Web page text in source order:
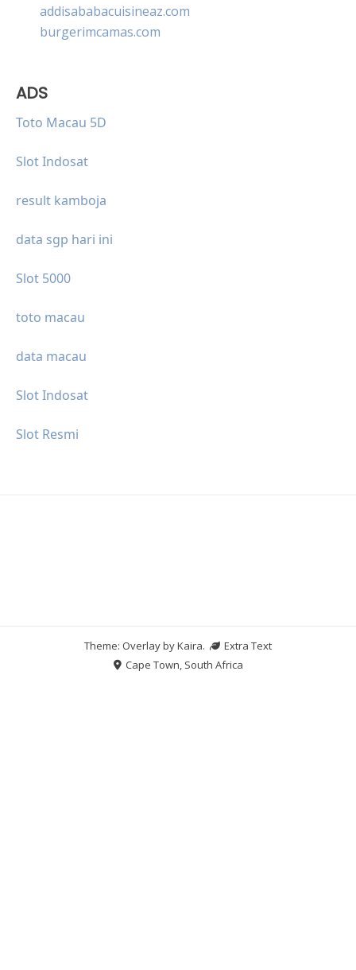
addisababacuisineaz.com
burgerimcamas.com
ADS
Toto Macau 5D
Slot Indosat
result kamboja
data sgp hari ini
Slot 5000
toto macau
data macau
Slot Indosat
Slot Resmi
Theme: Overlay byKaira.
Extra Text
Cape Town, South Africa